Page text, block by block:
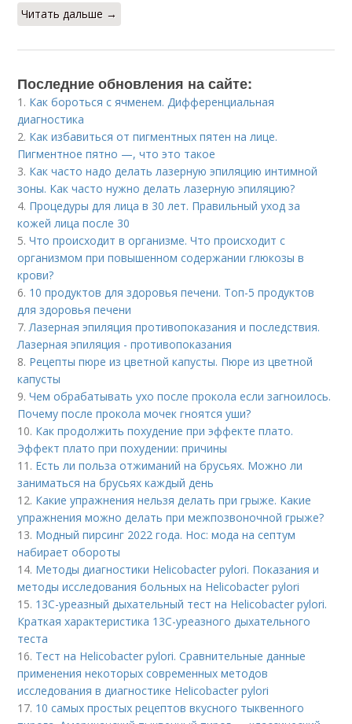
Читать дальше →
Последние обновления на сайте:
1. Как бороться с ячменем. Дифференциальная
диагностика
2. Как избавиться от пигментных пятен на лице.
Пигментное пятно —, что это такое
3. Как часто надо делать лазерную эпиляцию интимной
зоны. Как часто нужно делать лазерную эпиляцию?
4. Процедуры для лица в 30 лет. Правильный уход за
кожей лица после 30
5.Что происходит в организме. Что происходит с
организмом при повышенном содержании глюкозы в
крови?
6. 10 продуктов для здоровья печени. Топ-5 продуктов
для здоровья печени
7.Лазерная эпиляция противопоказания и последствия.
Лазерная эпиляция - противопоказания
8. Рецепты пюре из цветной капусты. Пюре из цветной
капусты
9.Чем обрабатывать ухо после прокола если загноилось.
Почему после прокола мочек гноятся уши?
10. Как продолжить похудение при эффекте плато.
Эффект плато при похудении: причины
11. Есть ли польза отжиманий на брусьях. Можно ли
заниматься на брусьях каждый день
12. Какие упражнения нельзя делать при грыже. Какие
упражнения можно делать при межпозвоночной грыже?
13. Модный пирсинг 2022 года. Нос: мода на септум
набирает обороты
14. Методы диагностики Helicobacter pylori. Показания и
методы исследования больных на Helicobacter pylori
15. 13С-уреазный дыхательный тест на Helicobacter pylori.
Краткая характеристика 13С-уреазного дыхательного
теста
16. Тест на Helicobacter pylori. Сравнительные данные
применения некоторых современных методов
исследования в диагностике Helicobacter pylori
17. 10 самых простых рецептов вкусного тыквенного